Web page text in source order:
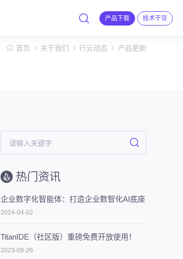
产品下载 技术干货
首页 关于我们 行云动态 产品更新
热门资讯
企业数字化智能体：打造企业数智化AI底座
2024-04-02
TitanIDE（社区版）重磅免费开放使用！
2023-09-26